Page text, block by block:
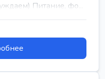
Питание, фо...